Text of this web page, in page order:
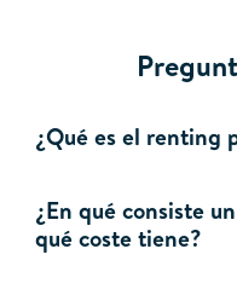
¿Qué es el renting
¿En qué consiste
qué coste tiene?